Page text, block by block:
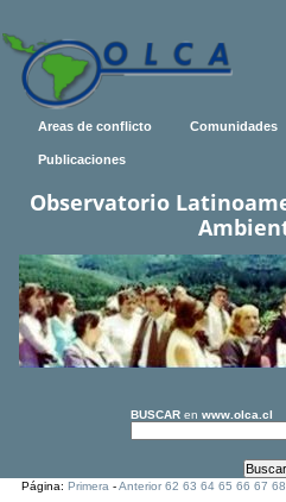
Areas de conflicto Comunidades
Publicaciones
Observatorio
BUSCAR en www.olca.cl
Página:Primera -Anterior 62 63 64 65 66 67 68